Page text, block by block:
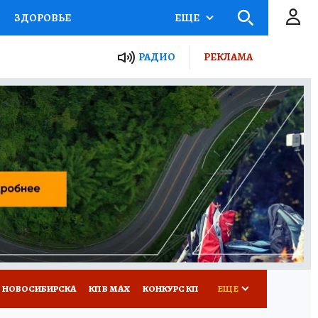
ЗДОРОВЬЕ
Я ЗНАЮ СЕМЬЯ
СЕРИАЛЫ
ВСЕ О КП РАДИО КП
ЕЩЕ
РАДИО РЕКЛАМА
КП В МАХ КОНКУРС КП ЕЩЕ